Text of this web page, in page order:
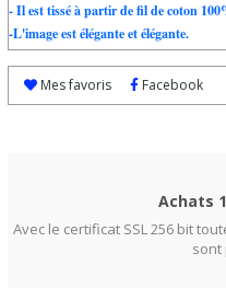
- Il est tissé à partir de fil de coton
-L'image est élégante et élégante.
-Il convient à une utilisation en toutes
Le produit est breveté.
-Produit à usage personnel.
Mes favoris Facebook
Achats
Avec le certificat SSL 256 bit
sont